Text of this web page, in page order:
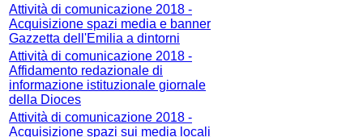
Attività di comunicazione 2018 -
Acquisizione spazi media e banner
Gazzetta dell'Emilia a dintorni
Attività di comunicazione 2018 -
Affidamento redazionale di
informazione istituzionale giornale
della Dioces
Attività di comunicazione 2018 -
Acquisizione spazi sui media locali